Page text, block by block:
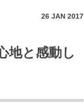
26 JAN 2017
地と感動し